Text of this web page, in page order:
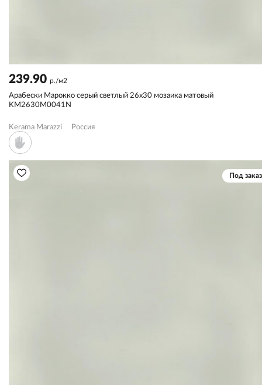
239.90 р./м2
Арабески Марокко серый светлый 26x30 мозаика матовый
KM2630M0041N
Kerama Marazzi Россия
Под заказ